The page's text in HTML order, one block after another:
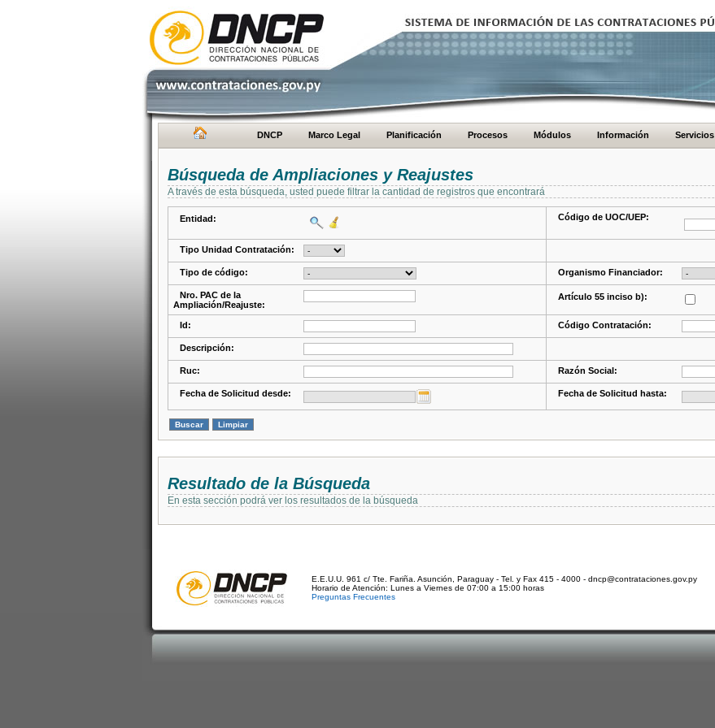
DNCP Marco Legal Planificación Procesos Módulos Información Servicios
Búsqueda de Ampliaciones y Reajustes
A través de esta búsqueda, usted puede filtrar la cantidad de registros que encontrará
Entidad: Código de UOC/UEP:
Tipo Unidad Contratación:
Tipo de código: Organismo Financiador:
Nro. PAC de la
Ampliación/Reajuste:
Artículo 55 inciso b):
Id: Código Contratación:
Descripción:
Ruc: Razón Social:
Fecha de Solicitud desde: Fecha de Solicitud hasta:
Resultado de la Búsqueda
En esta sección podrá ver los resultados de la búsqueda
E.E.U.U. 961 c/ Tte. Fariña. Asunción, Paraguay - Tel. y Fax 415 - 4000 - dncp@contrataciones.gov.py
Horario de Atención: Lunes a Viernes de 07:00 a 15:00 horas
Preguntas Frecuentes